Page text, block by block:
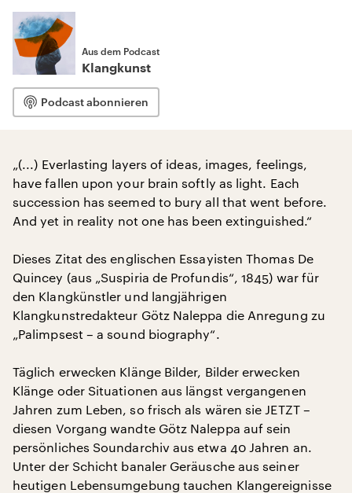
Aus dem Podcast
Klangkunst
Podcast abonnieren
„(...) Everlasting layers of ideas, images, feelings,
have fallen upon your brain softly as light. Each
succession has seemed to bury all that went before.
And yet in reality not one has been extinguished.“
Dieses Zitat des englischen Essayisten Thomas De
Quincey (aus „Suspiria de Profundis“, 1845) war für
den Klangkünstler und langjährigen
Klangkunstredakteur Götz Naleppa die Anregung zu
„Palimpsest – a sound biography“.
Täglich erwecken Klänge Bilder, Bilder erwecken
Klänge oder Situationen aus längst vergangenen
Jahren zum Leben, so frisch als wären sie JETZT –
diesen Vorgang wandte Götz Naleppa auf sein
persönliches Soundarchiv aus etwa 40 Jahren an.
Unter der Schicht banaler Geräusche aus seiner
heutigen Lebensumgebung tauchen Klangereignisse